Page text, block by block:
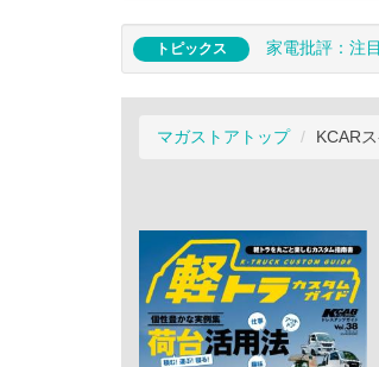
トピックス 家電批評：注
マガストアトップ KCAR